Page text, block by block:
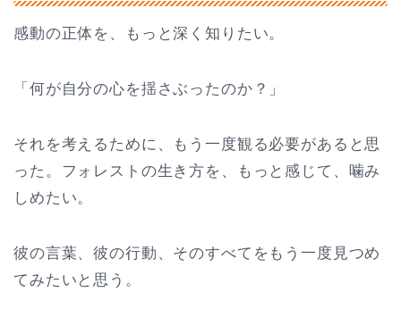
感動の正体を、もっと深く知りたい。
「何が自分の心を揺さぶったのか？」
それを考えるために、もう一度観る必要があると思
った。フォレストの生き方を、もっと感じて、噛み
しめたい。
彼の言葉、彼の行動、そのすべてをもう一度見つめ
てみたいと思う。